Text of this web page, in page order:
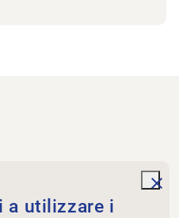
a utilizzare i